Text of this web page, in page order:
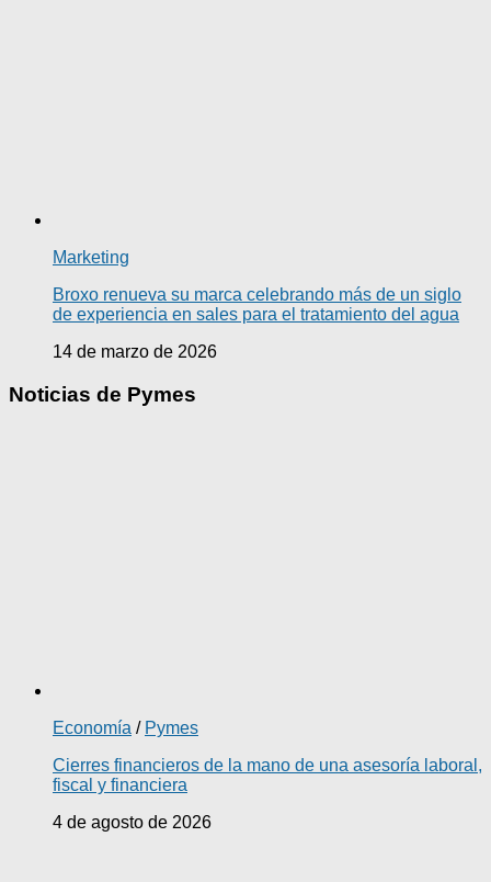
Marketing
Broxo renueva su marca celebrando más de un siglo
de experiencia en sales para el tratamiento del agua
14 de marzo de 2026
Noticias de Pymes
Economía / Pymes
Cierres financieros de la mano de una asesoría laboral,
fiscal y financiera
4 de agosto de 2026